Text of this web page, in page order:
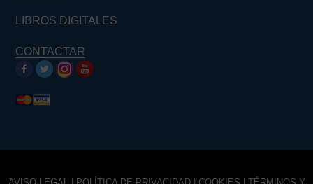
LIBROS DIGITALES
CONTACTAR